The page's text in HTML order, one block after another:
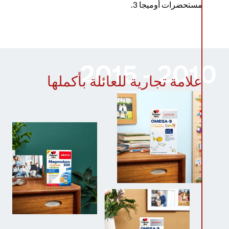
مستحضرات أوميجا 3.
علامة تجارية للعائلة بأكملها
2010 - 2015